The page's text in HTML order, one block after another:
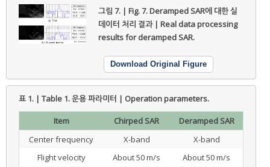
그림 7. | Fig. 7.Deramped SAR에 대한 실
데이터 처리 결과 | Real data processing
results for deramped SAR.
Download Original Figure
표 1. | Table 1.운용 파라미터 | Operation parameters.
Item Chirped SAR
Deramped SAR
Center frequency
X-band
X-band
Flight velocity
About 50 m/s
About 50 m/s